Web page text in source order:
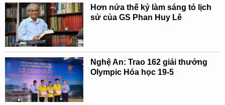
Hơn nửa thế kỷ làm sáng tỏ lịch
sử của GS Phan Huy Lê
Nghệ An: Trao 162 giải thưởng
Olympic Hóa học 19-5